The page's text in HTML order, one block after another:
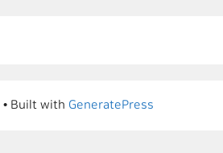
• Built with GeneratePress